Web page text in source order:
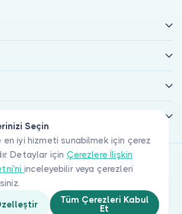
Seçin
en iyi hizmeti sunabilmek için çerez
Detaylar için Çerezlere İlişkin
inceleyebilir veya çerezleri
Tüm Çerezleri Kabul
Et